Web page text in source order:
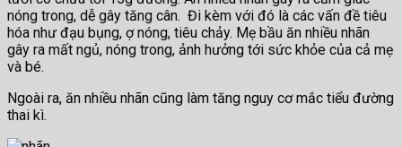
nóng trong, dễ gây tăng cân. Đi kèm với đó là các vấn đề tiêu
hóa như đạu bụng, ợ nóng, tiêu chảy. Mẹ bầu ăn nhiều nhãn
gây ra mất ngủ, nóng trong, ảnh hưởng tới sức khỏe của cả mẹ
và bé.
Ngoài ra, ăn nhiều nhãn cũng làm tăng nguy cơ mắc tiểu đường
thai kì.